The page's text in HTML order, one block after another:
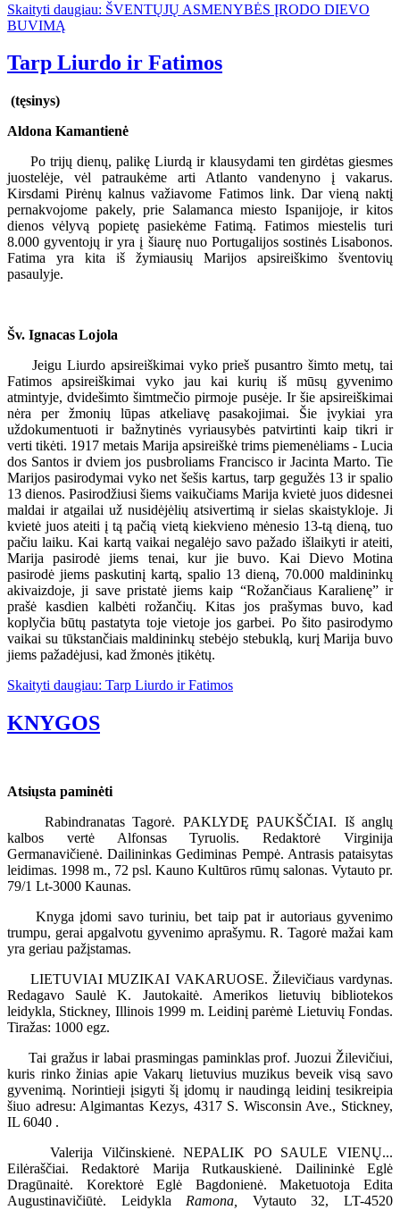
Skaityti daugiau: ŠVENTŲJŲ ASMENYBĖS ĮRODO DIEVO
BUVIMĄ
Tarp Liurdo ir Fatimos
(tęsinys)
Aldona Kamantienė
Po trijų dienų, palikę Liurdą ir klausydami ten girdėtas giesmes
juostelėje, vėl patraukėme arti Atlanto vandenyno į vakarus.
Kirsdami Pirėnų kalnus važiavome Fatimos link. Dar vieną naktį
pernakvojome pakely, prie Salamanca miesto Ispanijoje, ir kitos
dienos vėlyvą popietę pasiekėme Fatimą. Fatimos miestelis turi
8.000 gyventojų ir yra į šiaurę nuo Portugalijos sostinės Lisabonos.
Fatima yra kita iš žymiausių Marijos apsireiškimo šventovių
pasaulyje.
Šv. Ignacas Lojola
Jeigu Liurdo apsireiškimai vyko prieš pusantro šimto metų, tai
Fatimos apsireiškimai vyko jau kai kurių iš mūsų gyvenimo
atmintyje, dvidešimto šimtmečio pirmoje pusėje. Ir šie apsireiškimai
nėra per žmonių lūpas atkeliavę pasakojimai. Šie įvykiai yra
uždokumentuoti ir bažnytinės vyriausybės patvirtinti kaip tikri ir
verti tikėti. 1917 metais Marija apsireiškė trims piemenėliams - Lucia
dos Santos ir dviem jos pusbroliams Francisco ir Jacinta Marto. Tie
Marijos pasirodymai vyko net šešis kartus, tarp gegužės 13 ir spalio
13 dienos. Pasirodžiusi šiems vaikučiams Marija kvietė juos didesnei
maldai ir atgailai už nusidėjėlių atsivertimą ir sielas skaistykloje. Ji
kvietė juos ateiti į tą pačią vietą kiekvieno mėnesio 13-tą dieną, tuo
pačiu laiku. Kai kartą vaikai negalėjo savo pažado išlaikyti ir ateiti,
Marija pasirodė jiems tenai, kur jie buvo. Kai Dievo Motina
pasirodė jiems paskutinį kartą, spalio 13 dieną, 70.000 maldininkų
akivaizdoje, ji save pristatė jiems kaip “Rožančiaus Karalienę” ir
prašė kasdien kalbėti rožančių. Kitas jos prašymas buvo, kad
koplyčia būtų pastatyta toje vietoje jos garbei. Po šito pasirodymo
vaikai su tūkstančiais maldininkų stebėjo stebuklą, kurį Marija buvo
jiems pažadėjusi, kad žmonės įtikėtų.
Skaityti daugiau: Tarp Liurdo ir Fatimos
KNYGOS
Atsiųsta paminėti
Rabindranatas Tagorė. PAKLYDĘ PAUKŠČIAI. Iš anglų
kalbos vertė Alfonsas Tyruolis. Redaktorė Virginija
Germanavičienė. Dailininkas Gediminas Pempė. Antrasis pataisytas
leidimas. 1998 m., 72 psl. Kauno Kultūros rūmų salonas. Vytauto pr.
79/1 Lt-3000 Kaunas.
Knyga įdomi savo turiniu, bet taip pat ir autoriaus gyvenimo
trumpu, gerai apgalvotu gyvenimo aprašymu. R. Tagorė mažai kam
yra geriau pažįstamas.
LIETUVIAI MUZIKAI VAKARUOSE. Žilevičiaus vardynas.
Redagavo Saulė K. Jautokaitė. Amerikos lietuvių bibliotekos
leidykla, Stickney, Illinois 1999 m. Leidinį parėmė Lietuvių Fondas.
Tiražas: 1000 egz.
Tai gražus ir labai prasmingas paminklas prof. Juozui Žilevičiui,
kuris rinko žinias apie Vakarų lietuvius muzikus beveik visą savo
gyvenimą. Norintieji įsigyti šį įdomų ir naudingą leidinį tesikreipia
šiuo adresu: Algimantas Kezys, 4317 S. Wisconsin Ave., Stickney,
IL 6040 .
Valerija Vilčinskienė. NEPALIK PO SAULE VIENŲ...
Eilėraščiai. Redaktorė Marija Rutkauskienė. Dailininkė Eglė
Dragūnaitė. Korektorė Eglė Bagdonienė. Maketuotoja Edita
Augustinavičiūtė. Leidykla Ramona,
Vytauto 32, LT-4520